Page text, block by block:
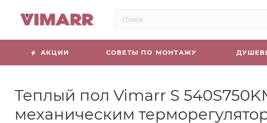
АКЦИИ СОВЕТЫ ПО МОНТАЖУ
Теплый пол Vimarr S
механическим